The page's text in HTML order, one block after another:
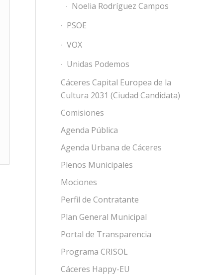
Noelia Rodríguez Campos
PSOE
VOX
Unidas Podemos
Cáceres Capital Europea de la
Cultura 2031 (Ciudad Candidata)
Comisiones
Agenda Pública
Agenda Urbana de Cáceres
Plenos Municipales
Mociones
Perfil de Contratante
Plan General Municipal
Portal de Transparencia
Programa CRISOL
Cáceres Happy-EU